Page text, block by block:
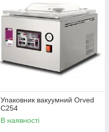
Упаковник вакуумний Orved
С254
В наявності